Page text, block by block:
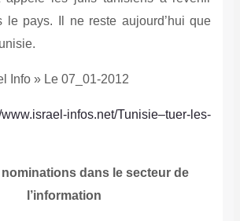
le pays. Il ne reste aujourd’hui que
Info » Le 07_01-2012
www.israel-infos.net/Tunisie–tuer-les-
nominations dans le secteur de
l’information